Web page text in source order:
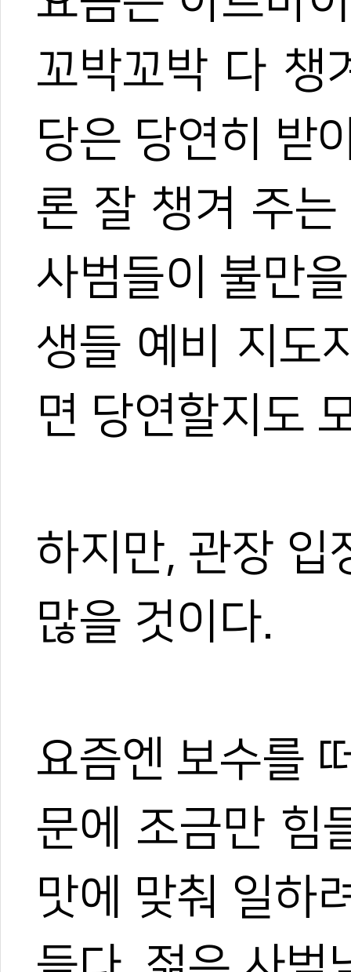
꼬박꼬박 다 챙
당은 당연히 받
론 잘 챙겨 주
사범들이 불만
생들 예비 지도
면 당연할지도
하지만, 관장 입
많을 것이다.
요즘엔 보수를
문에 조금만 힘
맛에 맞춰 일하